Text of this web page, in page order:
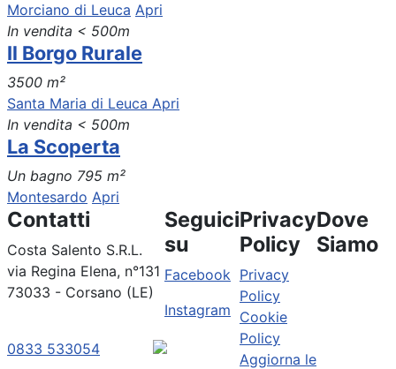
Morciano di Leuca Apri
In vendita < 500m
Il Borgo Rurale
3500 m²
Santa Maria di Leuca Apri
In vendita < 500m
La Scoperta
Un bagno 795 m²
Montesardo Apri
Contatti
Costa Salento S.R.L.
via Regina Elena, n°131
73033 - Corsano (LE)
0833 533054
Seguici
su
Facebook
Instagram
Privacy
Policy
Privacy
Policy
Cookie
Policy
Aggiorna le
Dove
Siamo